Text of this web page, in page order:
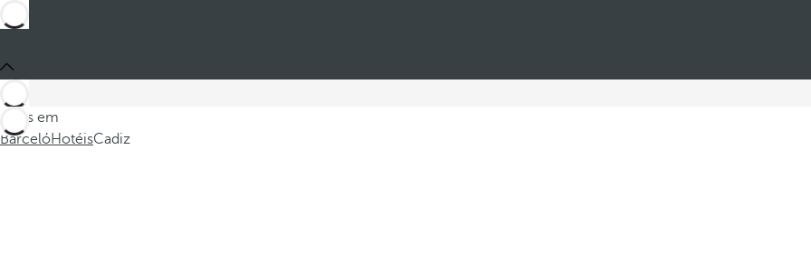
Estes em
BarcelóHotéisCadiz